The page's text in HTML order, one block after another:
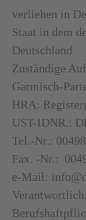
verliehen in
Staat in dem
Deutschland
Zuständige
Garmisch-
HRA:
UST-IDNR.:
Tel.-Nr.:
Fax. -Nr.:
e-Mail: